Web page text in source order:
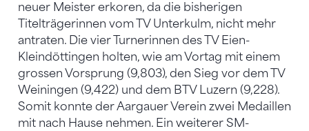
neuer Meister erkoren, da die bisherigen
Titelträgerinnen vom TV Unterkulm, nicht mehr
antraten. Die vier Turnerinnen des TV Eien-
Kleindöttingen holten, wie am Vortag mit einem
grossen Vorsprung (9,803), den Sieg vor dem TV
Weiningen (9,422) und dem BTV Luzern (9,228).
Somit konnte der Aargauer Verein zwei Medaillen
mit nach Hause nehmen. Ein weiterer SM-